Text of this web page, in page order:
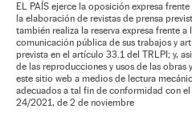
EL PAÍS ejerce la oposición expresa
la elaboración de revistas de prensa
también realiza la reserva expresa frente
comunicación pública de sus trabajos y
prevista en el artículo 33.1 del TRLPI; y,
de las reproducciones y usos de las obras
este sitio web a medios de lectura
adecuados a tal fin de conformidad con
24/2021, de 2 de noviembre